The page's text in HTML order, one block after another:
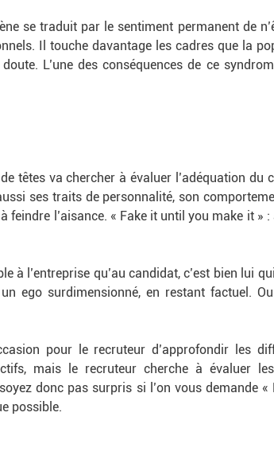
se traduit par le sentiment permanent de
Il touche davantage les cadres que la
L’une des conséquences de ce
têtes va chercher à évaluer l’adéquation du
ses traits de personnalité, son
l’aisance. « Fake it until you make it »
à l’entreprise qu’au candidat, c’est bien lui
ego surdimensionné, en restant factuel.
pour le recruteur d’approfondir les
mais le recruteur cherche à évaluer
donc pas surpris si l’on vous demande «
possible.